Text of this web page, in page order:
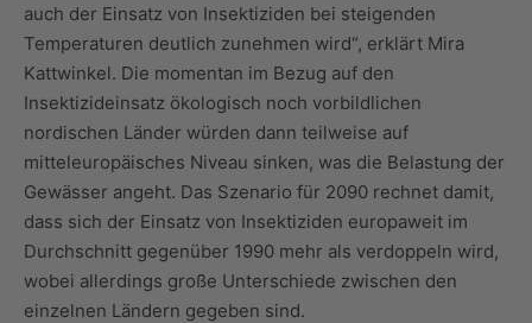
auch der Einsatz von Insektiziden bei steigenden
Temperaturen deutlich zunehmen wird“, erklärt Mira
Kattwinkel. Die momentan im Bezug auf den
Insektizideinsatz ökologisch noch vorbildlichen
nordischen Länder würden dann teilweise auf
mitteleuropäisches Niveau sinken, was die Belastung der
Gewässer angeht. Das Szenario für 2090 rechnet damit,
dass sich der Einsatz von Insektiziden europaweit im
Durchschnitt gegenüber 1990 mehr als verdoppeln wird,
wobei allerdings große Unterschiede zwischen den
einzelnen Ländern gegeben sind.